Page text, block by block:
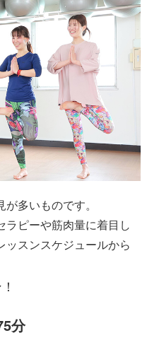
多いものです。
ラピーや筋肉量に着目し
ッスンスケジュールから
分